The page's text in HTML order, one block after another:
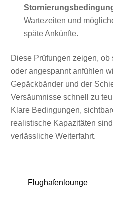
Wartezeiten und
späte Ankünfte.
Diese Prüfungen zeigen, ob
oder angespannt anfühlen
Gepäckbänder und der
Versäumnisse schnell zu
Klare Bedingungen,
realistische Kapazitäten
verlässliche Weiterfahrt.
Flughafenlounge